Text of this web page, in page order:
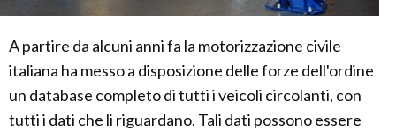
A partire da alcuni anni fa la motorizzazione civile
italiana ha messo a disposizione delle forze dell'ordine
un database completo di tutti i veicoli circolanti, con
tutti i dati che li riguardano. Tali dati possono essere